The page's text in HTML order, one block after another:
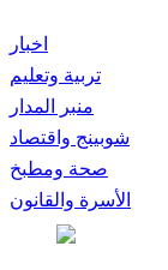
اخبار
تربية وتعليم
منبر المدار
شوبينج واقتصاد
صحة ومطبخ
الأسرة والقانون